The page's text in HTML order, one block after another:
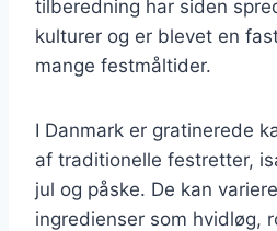
tilberedning har siden
kulturer og er blevet en
mange festmåltider.
I Danmark er gratinerede
af traditionelle festretter,
jul og påske. De kan
ingredienser som hvidløg,